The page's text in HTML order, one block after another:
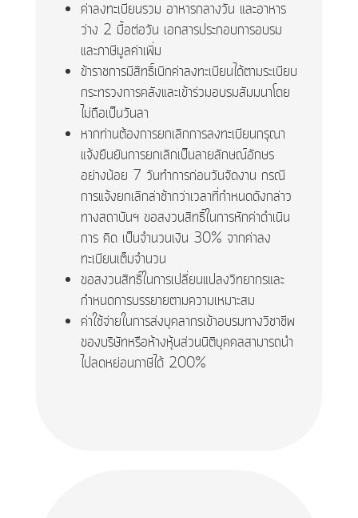
ค่าลงทะเบียนรวม อาหารกลางวัน และอาหาร
ว่าง 2 มื้อต่อวัน เอกสารประกอบการอบรม
และภาษีมูลค่าเพิ่ม
ข้าราชการมีสิทธิ์เบิกค่าลงทะเบียนได้ตามระเบียบ
กระทรวงการคลังและเข้าร่วมอบรมสัมมนาโดย
ไม่ถือเป็นวันลา
หากท่านต้องการยกเลิกการลงทะเบียนกรุณา
แจ้งยืนยันการยกเลิกเป็นลายลักษณ์อักษร
อย่างน้อย 7 วันทำการก่อนวันจัดงาน กรณี
การแจ้งยกเลิกล่าช้ากว่าเวลาที่กำหนดดังกล่าว
ทางสถาบันฯ ขอสงวนสิทธิ์ในการหักค่าดำเนิน
การ คิด เป็นจำนวนเงิน 30% จากค่าลง
ทะเบียนเต็มจำนวน
ขอสงวนสิทธิ์ในการเปลี่ยนแปลงวิทยากรและ
กำหนดการบรรยายตามความเหมาะสม
ค่าใช้จ่ายในการส่งบุคลากรเข้าอบรมทางวิชาชีพ
ของบริษัทหรือห้างหุ้นส่วนนิติบุคคลสามารถนำ
ไปลดหย่อนภาษีได้ 200%